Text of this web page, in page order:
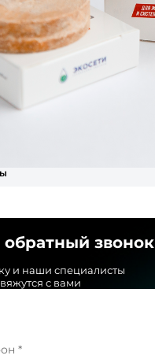
обратный звонок
и наши специалисты
с вами